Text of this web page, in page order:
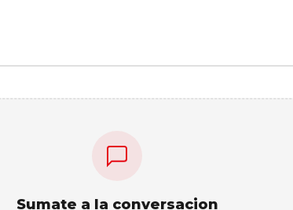
Sumate a la conversacion